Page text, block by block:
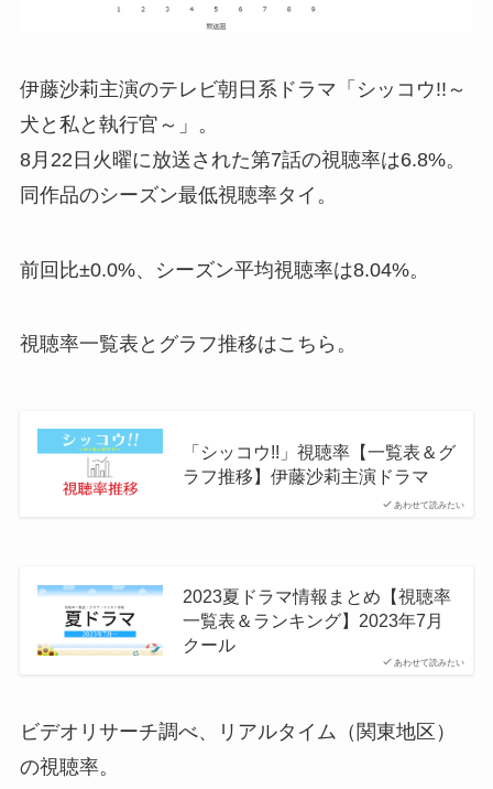
伊藤沙莉主演のテレビ朝日系ドラマ「シッコウ!!～
犬と私と執行官～」。
8月22日火曜に放送された第7話の視聴率は6.8%。
同作品のシーズン最低視聴率タイ。
前回比±0.0%、シーズン平均視聴率は8.04%。
視聴率一覧表とグラフ推移はこちら。
あわせて読みたい
「シッコウ!!」視聴率【一覧表＆グ
ラフ推移】伊藤沙莉主演ドラマ
あわせて読みたい
2023夏ドラマ情報まとめ【視聴率
一覧表＆ランキング】2023年7月
クール
ビデオリサーチ調べ、リアルタイム（関東地区）
の視聴率。